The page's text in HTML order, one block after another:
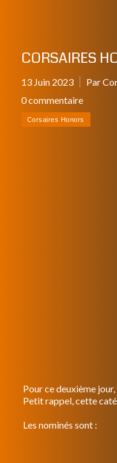
CORSAIRES
13 Juin 2023
Par
0 commentaire
Pour ce deuxième
Petit rappel, cette
Les nominés sont :